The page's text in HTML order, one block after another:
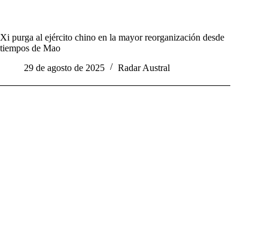
Xi purga al ejército chino en la mayor reorganización desde
tiempos de Mao
29 de agosto de 2025
Radar Austral